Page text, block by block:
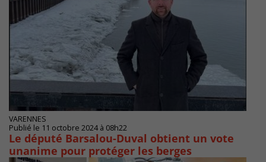
VARENNES
Publié le 11 octobre 2024 à 08h22
Le député Barsalou-Duval obtient un vote
unanime pour protéger les berges